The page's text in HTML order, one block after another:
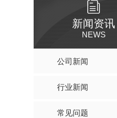
新闻资讯
NEWS
公司新闻
行业新闻
常见问题